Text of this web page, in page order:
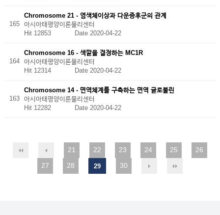
165
Chromosome 21 - 염색체이상과 다운증후군의 관계
아시아태평양이론물리센터
Hit 12853 Date 2020-04-22
164
Chromosome 16 - 색깔을 결정하는 MC1R
아시아태평양이론물리센터
Hit 12314 Date 2020-04-22
163
Chromosome 14 - 면역체계를 구축하는 면역 글로불린
아시아태평양이론물리센터
Hit 12282 Date 2020-04-22
21 22 23 24 25
26
27
28 29 30